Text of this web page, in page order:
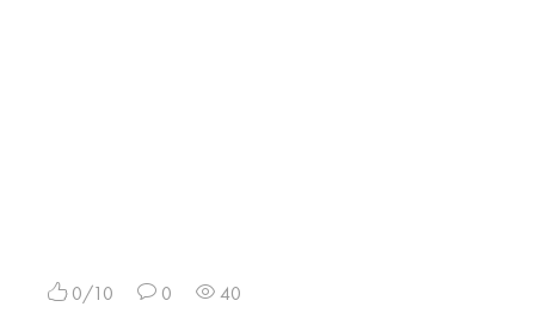
0/10 0 40